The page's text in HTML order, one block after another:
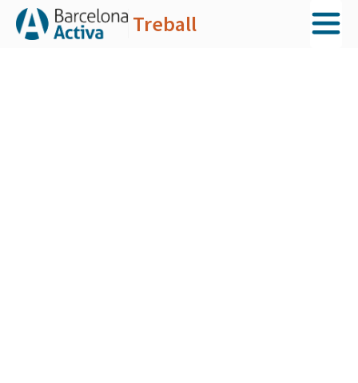
Treball